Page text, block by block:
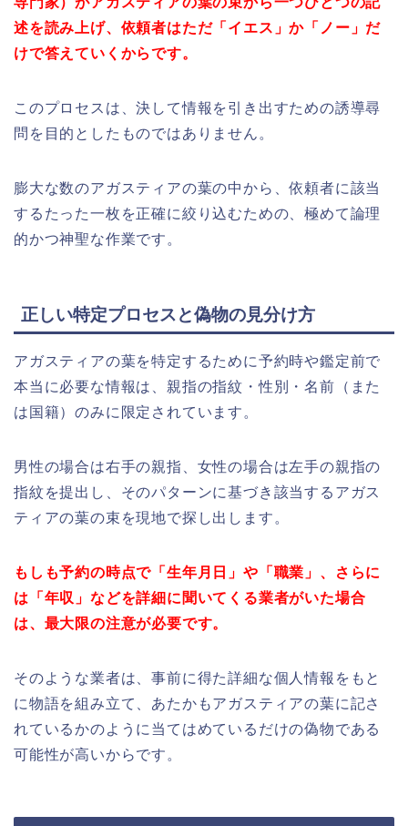
述を読み上げ、依頼者はただ「イエス」か「ノー」だ
けで答えていくからです。
このプロセスは、決して情報を引き出すための誘導尋
問を目的としたものではありません。
膨大な数のアガスティアの葉の中から、依頼者に該当
するたった一枚を正確に絞り込むための、極めて論理
的かつ神聖な作業です。
正しい特定プロセスと偽物の見分け方
アガスティアの葉を特定するために予約時や鑑定前で
本当に必要な情報は、親指の指紋・性別・名前（また
は国籍）のみに限定されています。
男性の場合は右手の親指、女性の場合は左手の親指の
指紋を提出し、そのパターンに基づき該当するアガス
ティアの葉の束を現地で探し出します。
もしも予約の時点で「生年月日」や「職業」、さらに
は「年収」などを詳細に聞いてくる業者がいた場合
は、最大限の注意が必要です。
そのような業者は、事前に得た詳細な個人情報をもと
に物語を組み立て、あたかもアガスティアの葉に記さ
れているかのように当てはめているだけの偽物である
可能性が高いからです。